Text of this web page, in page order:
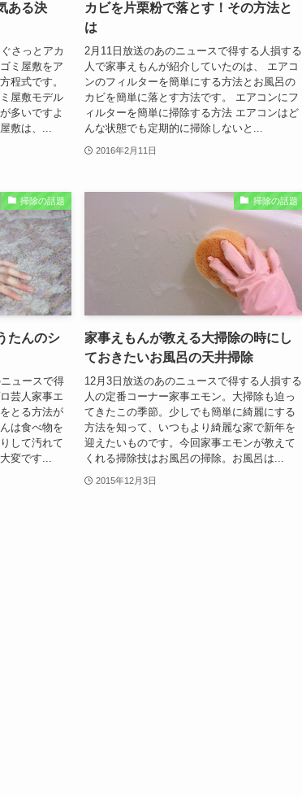
ある決
さっとアカ
ミ屋敷をア
程式です。
屋敷モデル
多いですよ
敷は、...
カビを片栗粉で落とす！その方法と
は
2月11日放送のあのニュースで得する人損する
人で家事えもんが紹介していたのは、 エアコ
ンのフィルターを簡単にする方法とお風呂の
カビを簡単に落とす方法です。 エアコンにフ
ィルターを簡単に掃除する方法 エアコンはど
んな状態でも定期的に掃除しないと...
2016年2月11日
掃除の話題
たんのシ
ュースで得
芸人家事エ
とる方法が
は食べ物を
して汚れて
変です...
掃除の話題
家事えもんが教える大掃除の時にし
ておきたいお風呂の天井掃除
12月3日放送のあのニュースで得する人損する
人の定番コーナー家事エモン。大掃除も迫っ
てきたこの季節。少しでも簡単に綺麗にする
方法を知って、いつもより綺麗な家で新年を
迎えたいものです。今回家事エモンが教えて
くれる掃除技はお風呂の掃除。お風呂は...
2015年12月3日